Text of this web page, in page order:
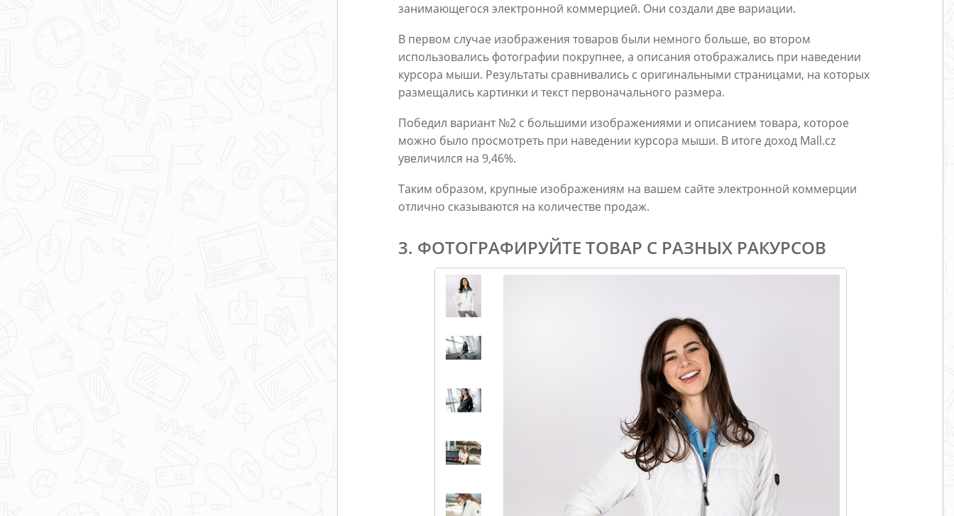
занимающегося электронной коммерцией. Они создали две вариации.
В первом случае изображения товаров были немного больше, во втором
использовались фотографии покрупнее, а описания отображались при наведении
курсора мыши. Результаты сравнивались с оригинальными страницами, на которых
размещались картинки и текст первоначального размера.
Победил вариант №2 с большими изображениями и описанием товара, которое
можно было просмотреть при наведении курсора мыши. В итоге доход Mall.cz
увеличился на 9,46%.
Таким образом, крупные изображениям на вашем сайте электронной коммерции
отлично сказываются на количестве продаж.
3. ФОТОГРАФИРУЙТЕ ТОВАР С РАЗНЫХ РАКУРСОВ